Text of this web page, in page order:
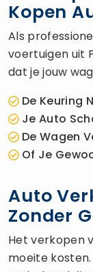
Kopen
Als
voertuigen uit
dat je jouw
De Keuring
Je Auto
De Wagen
Of Je
Auto
Zonder
Het verkopen
moeite